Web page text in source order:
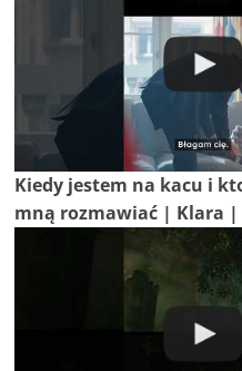
Kiedy jestem na kacu i
mną rozmawiać | Klara |